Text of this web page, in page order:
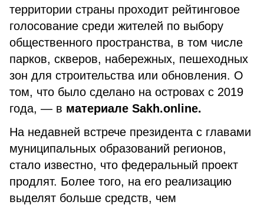
территории страны проходит рейтинговое
голосование среди жителей по выбору
общественного пространства, в том числе
парков, скверов, набережных, пешеходных
зон для строительства или обновления. О
том, что было сделано на островах с 2019
года, — в материале Sakh.online.
На недавней встрече президента с главами
муниципальных образований регионов,
стало известно, что федеральный проект
продлят. Более того, на его реализацию
выделят больше средств, чем